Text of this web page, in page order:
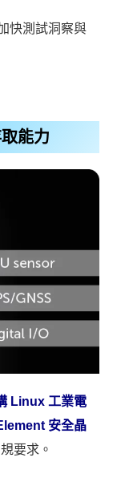
快測試洞察與
能力
Linux 工業電
安全晶
要求。